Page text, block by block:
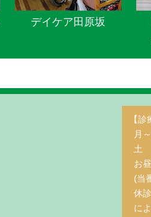
デイケア田原坂
【診
月
土
お
(当
休
に